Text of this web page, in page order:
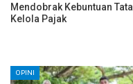
Mendobrak Kebuntuan Tata
Kelola Pajak
OPINI